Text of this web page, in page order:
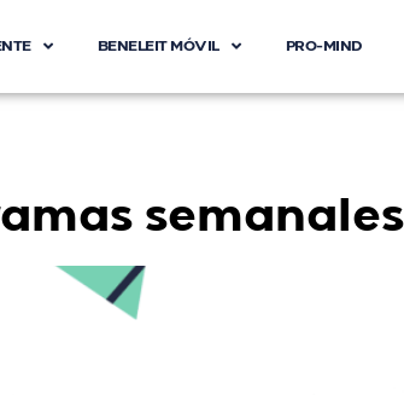
BENELEIT MÓVIL PRO-MIND
semanales